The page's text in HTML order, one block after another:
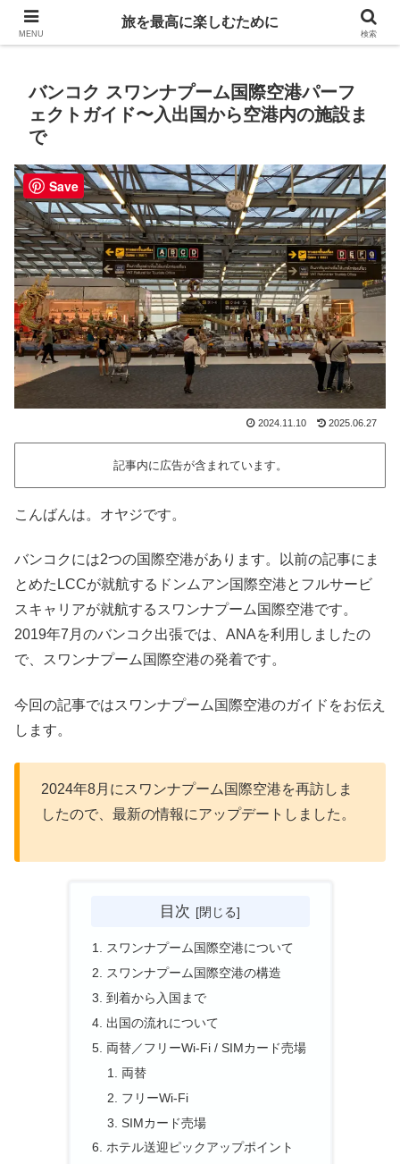
Life is travelling
バンコク スワンナプーム国際空港パーフ
ェクトガイド〜入出国から空港内の施設ま
で
2024.11.10 2025.06.27
記事内に広告が含まれています。
こんばんは。オヤジです。
バンコクには2つの国際空港があります。以前の記事にま
とめたLCCが就航するドンムアン国際空港とフルサービ
スキャリアが就航するスワンナプーム国際空港です。
2019年7月のバンコク出張では、ANAを利用しましたの
で、スワンナプーム国際空港の発着です。
今回の記事ではスワンナプーム国際空港のガイドをお伝え
します。
2024年8月にスワンナプーム国際空港を再訪しま
したので、最新の情報にアップデートしました。
目次
スワンナプーム国際空港について
スワンナプーム国際空港の構造
到着から入国まで
出国の流れについて
両替／フリーWi-Fi / SIMカード売場
両替
フリーWi-Fi
SIMカード売場
ホテル送迎ピックアップポイント
MENU
旅を最高に楽しむために
検索
Save